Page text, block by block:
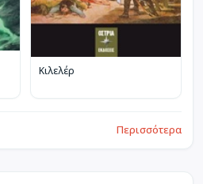
Κιλελέρ
Περισσότερα